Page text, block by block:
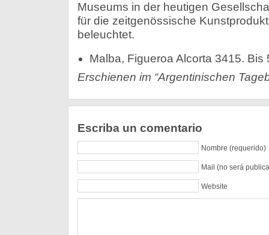
Museums in der heutigen
für die zeitgenössische
beleuchtet.
Malba, Figueroa Alcorta 3415. Bis
Erschienen im “Argentinischen
Escriba un comentario
Nombre (requerido)
Mail (no será
Website